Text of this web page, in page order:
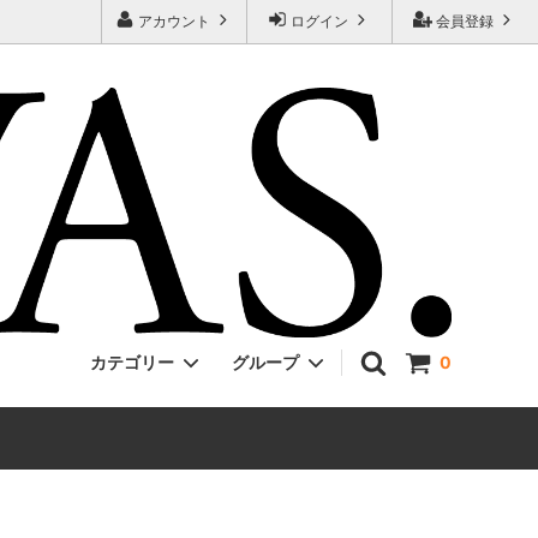
会員登録
ログイン
アカウント
0
カテゴリー グループ